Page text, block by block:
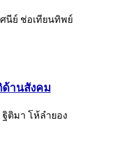
นีย์ ช่อเทียนทิพย์
ด้านสังคม
ติมา โห้ลำยอง